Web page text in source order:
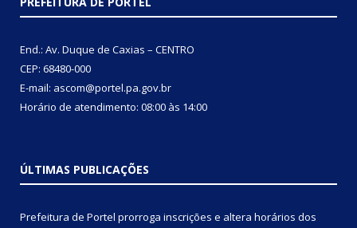
End.: Av. Duque de Caxias – CENTRO
CEP: 68480-000
E-mail: ascom@portel.pa.gov.br
Horário de atendimento: 08:00 às 14:00
ÚLTIMAS PUBLICAÇÕES
Prefeitura de Portel prorroga inscrições e altera horários dos